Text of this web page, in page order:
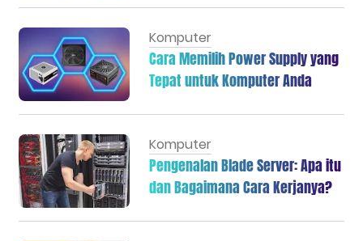
Komputer
Cara Memilih Power Supply yang
Tepat untuk Komputer Anda
Komputer
Pengenalan Blade Server: Apa itu
dan Bagaimana Cara Kerjanya?